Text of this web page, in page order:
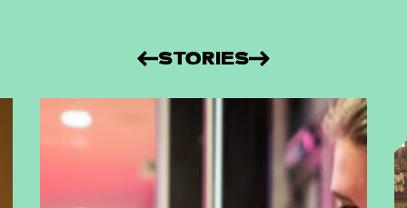
STORIES